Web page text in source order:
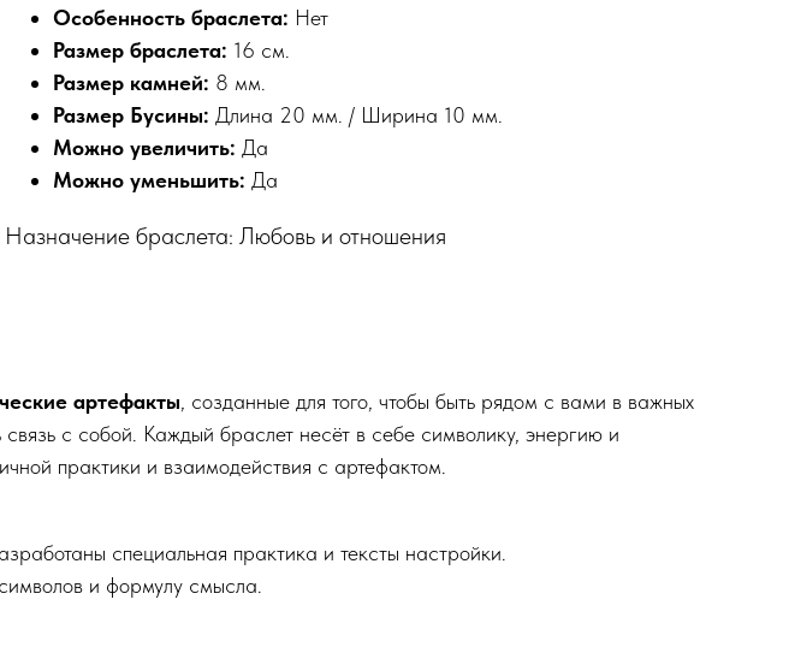
Особенность браслета: Нет
Размер браслета: 16 см.
Размер камней: 8 мм.
Размер Бусины: Длина 20 мм. / Ширина 10 мм.
Можно увеличить: Да
Можно уменьшить: Да
Назначение браслета: Любовь и отношения
артефакты, созданные для того, чтобы быть рядом с вами в важных
с собой. Каждый браслет несёт в себе символику, энергию и
практики и взаимодействия с артефактом.
специальная практика и тексты настройки.
и формулу смысла.